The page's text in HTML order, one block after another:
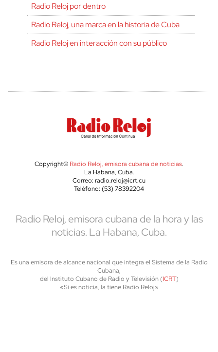
Radio Reloj por dentro
Radio Reloj, una marca en la historia de Cuba
Radio Reloj en interacción con su público
Copyright© Radio Reloj, emisora cubana de noticias.
La Habana, Cuba.
Correo: radio.reloj@icrt.cu
Teléfono: (53) 78392204
Radio Reloj, emisora cubana de la hora y las
noticias. La Habana, Cuba.
Es una emisora de alcance nacional que integra el Sistema de la Radio
Cubana,
del Instituto Cubano de Radio y Televisión (ICRT)
«Si es noticia, la tiene Radio Reloj»